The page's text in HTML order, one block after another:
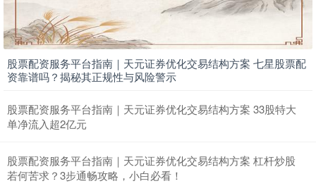
深证成指 14300.70 +190.58 +1.35%
股票配资服务平台指南｜天元证券优化交易结构方案 七星股票配
资靠谱吗？揭秘其正规性与风险警示
股票配资服务平台指南｜天元证券优化交易结构方案 33股特大
单净流入超2亿元
股票配资服务平台指南｜天元证券优化交易结构方案 杠杆炒股
若何苦求？3步通畅攻略，小白必看！